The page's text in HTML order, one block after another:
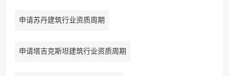
申请苏丹建筑行业资质周期
申请塔吉克斯坦建筑行业资质周期